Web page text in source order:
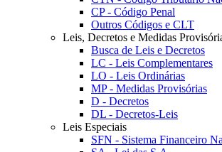
CP - Código Penal
Outros Códigos e CLT
Leis, Decretos e Medidas
Busca de Leis e Decretos
LC - Leis Complementares
LO - Leis Ordinárias
MP - Medidas Provisórias
D - Decretos
DL - Decretos-Leis
Leis Especiais
SFN - Sistema Financeiro